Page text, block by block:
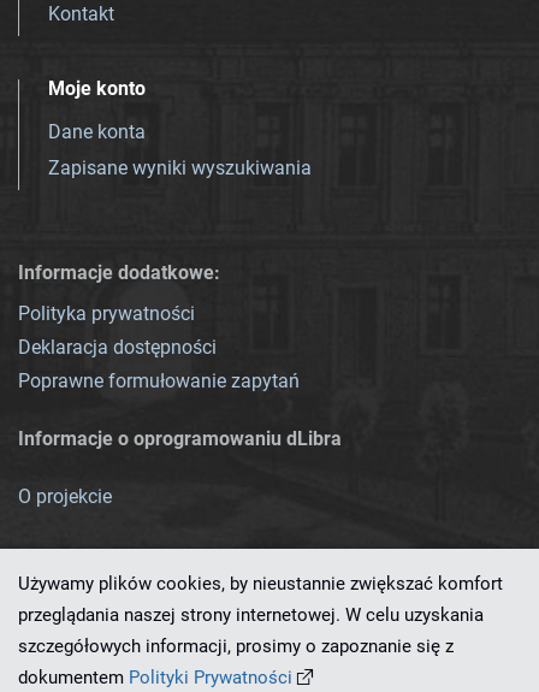
Kontakt
Moje konto
Dane konta
Zapisane wyniki wyszukiwania
Informacje dodatkowe:
Polityka prywatności
Deklaracja dostępności
Poprawne formułowanie zapytań
Informacje o oprogramowaniu dLibra
O projekcie
Ten serwis działa dzięki oprogramowaniu
Używamy plików cookies, by nieustannie zwiększać komfort
przeglądania naszej strony internetowej. W celu uzyskania
szczegółowych informacji, prosimy o zapoznanie się z
dokumentem Polityki Prywatności